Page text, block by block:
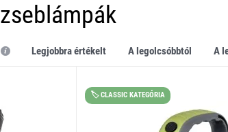
legjobbra értékelt a legolcsóbbtól
🏷️ CLASSIC KATEGÓRIA